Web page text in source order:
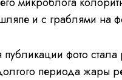
и с граблями на
фото
периода жары